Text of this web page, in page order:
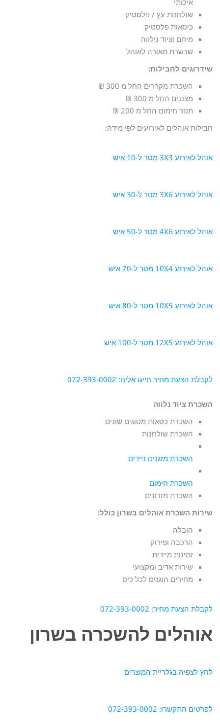
איכותי
שולחנות עץ / פלסטיק
כיסאות פלסטיק
מיחם וציוד נילווה
שרשרת תאורה לאוהל
שידרוגים לחבילות:
השכרת מקררים החל מ 300 ₪
מצננים החל מ 300 ₪
תנור חימום החל מ 200 ₪
חבילות אוהלים לאירועים לפי מידה:
אוהל לאירוע 3X3 מטר ל-10 איש
אוהל לאירוע 3X6 מטר ל-30 איש
אוהל לאירוע 4X6 מטר ל-50 איש
אוהל לאירוע 10X4 מטר ל-70 איש
אוהל לאירוע 10X5 מטר ל-80 איש
אוהל לאירוע 12X5 מטר ל-100 איש
לקבלת הצעת מחיר חייגו אלינו: 072-393-0002
השכרת ציוד נלווה
השכרת כסאות מסוגים שונים
השכרת שולחנות
השכרת מזגנים ניידים
השכרת חימום
השכרת מזרונים
שירות השכרת אוהלים בשרון כולל:
הובלה
הרכבה ופירוק
זמינות מיידית
שירות אדיב ומקצועי
מחירים הוגנים לכל כיס
לקבלת הצעת מחיר: 072-393-0002
אוהלים להשכרה בשרון
לחץ לצפיה בגלריית המוצרים
לפרטים התקשרו: 072-393-0002